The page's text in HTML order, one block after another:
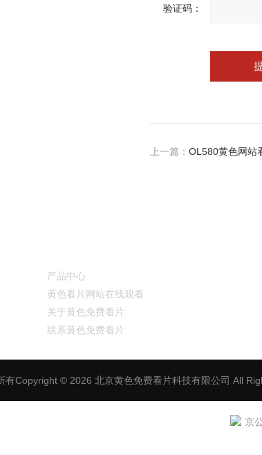
验证码：
计算结果（
上一篇： OL580黄色网站
产品中心
黄色看片网站在线观看
关于黄色免费看片
联系黄色免费看片
有Copyright © 2026 北京黄色免费看片科技有限公司 All
京